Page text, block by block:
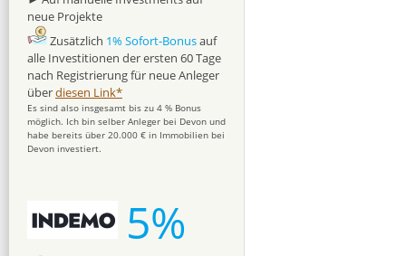
neue Projekte
Zusätzlich 1% Sofort-Bonusauf
alle Investitionen der ersten 60 Tage
nach Registrierung für neue Anleger
überdiesen Link*
Es sind also insgesamt bis zu 4 % Bonus
möglich. Ich bin selber Anleger bei Devon und
habe bereits über 20.000 € in Immobilien bei
Devon investiert.
5%